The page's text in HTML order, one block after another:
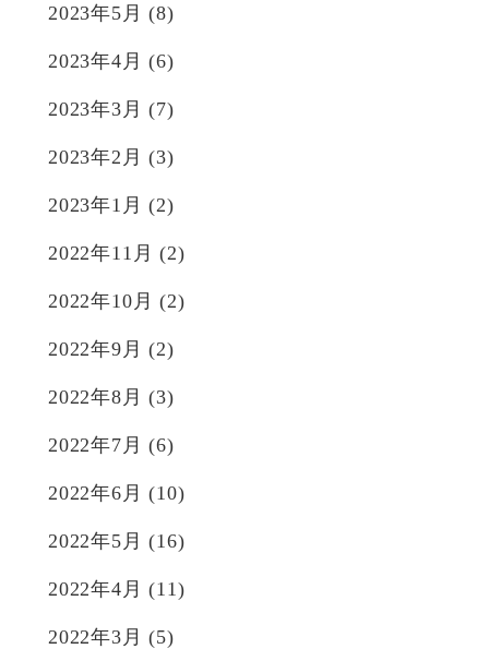
2023年5月 (8)
2023年4月 (6)
2023年3月 (7)
2023年2月 (3)
2023年1月 (2)
2022年11月 (2)
2022年10月 (2)
2022年9月 (2)
2022年8月 (3)
2022年7月 (6)
2022年6月 (10)
2022年5月 (16)
2022年4月 (11)
2022年3月 (5)